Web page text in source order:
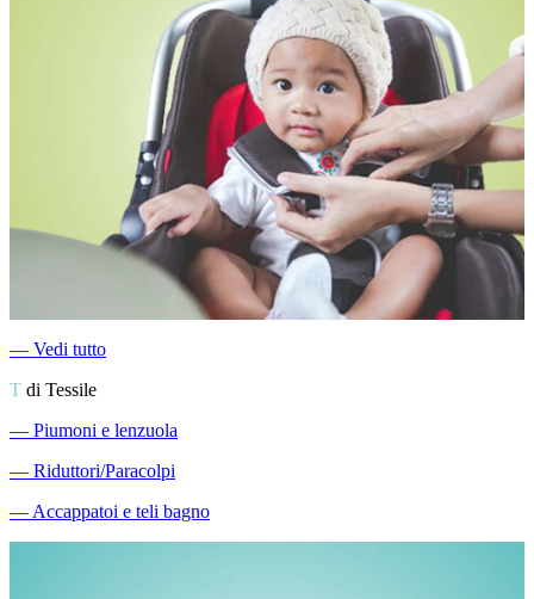
― Vedi tutto
T di Tessile
― Piumoni e lenzuola
― Riduttori/Paracolpi
―Accappatoi e teli bagno